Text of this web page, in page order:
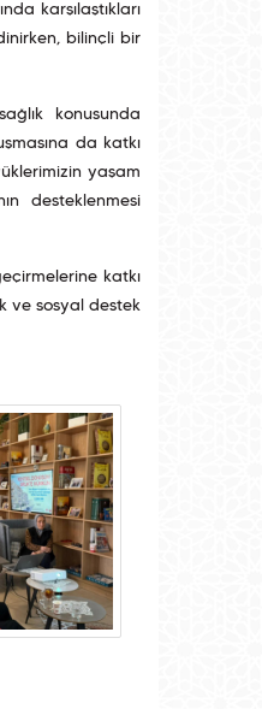
karşılaştıkları
bilinçli bir
konusunda
da katkı
yaşam
desteklenmesi
katkı
ve sosyal destek